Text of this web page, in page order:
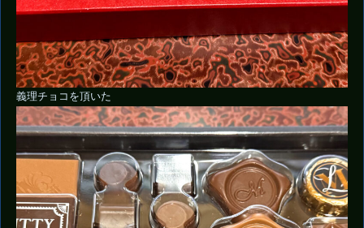
義理チョコを頂いた